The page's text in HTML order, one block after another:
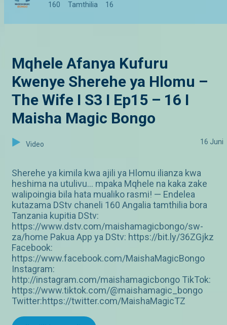
160 Tamthilia 16
Mqhele Afanya Kufuru
Kwenye Sherehe ya Hlomu –
The Wife I S3 I Ep15 – 16 I
Maisha Magic Bongo
Video 16 Juni
Sherehe ya kimila kwa ajili ya Hlomu ilianza kwa
heshima na utulivu… mpaka Mqhele na kaka zake
walipoingia bila hata mualiko rasmi! — Endelea
kutazama DStv chaneli 160 Angalia tamthilia bora
Tanzania kupitia DStv:
https://www.dstv.com/maishamagicbongo/sw-
za/home Pakua App ya DStv: https://bit.ly/36ZGjkz
Facebook:
https://www.facebook.com/MaishaMagicBongo
Instagram:
http://instagram.com/maishamagicbongo TikTok:
https://www.tiktok.com/@maishamagic_bongo
Twitter:https://twitter.com/MaishaMagicTZ